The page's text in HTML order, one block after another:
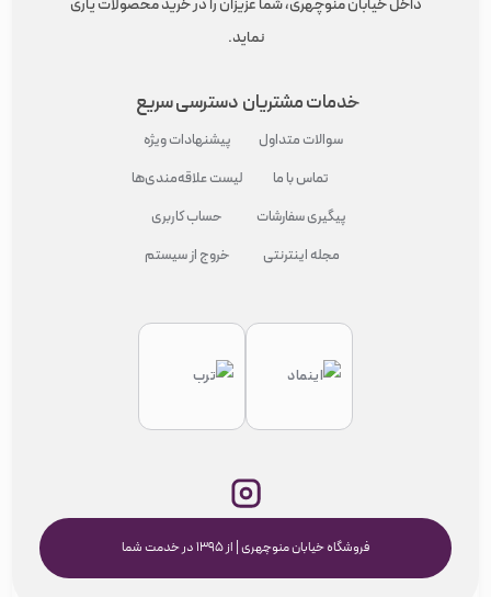
داخل خیابان منوچهری، شما عزیزان را در خرید محصولات یاری
نماید.
خدمات مشتریان
سوالات متداول
تماس با ما
پیگیری سفارشات
مجله اینترنتی
دسترسی سریع
پیشنهادات ویژه
لیست علاقه‌مندی‌ها
حساب کاربری
خروج از سیستم
فروشگاه خیابان منوچهری | از ۱۳۹۵ در خدمت شما